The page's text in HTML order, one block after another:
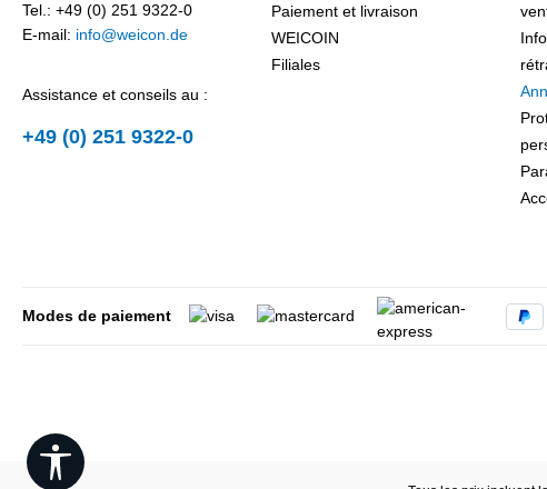
Tel.: +49 (0) 251 9322-0
E-mail: info@weicon.de
Assistance et conseils au :
+49 (0) 251 9322-0
Paiement et livraison
WEICOIN
Filiales
Modes de paiement
Show toolbar